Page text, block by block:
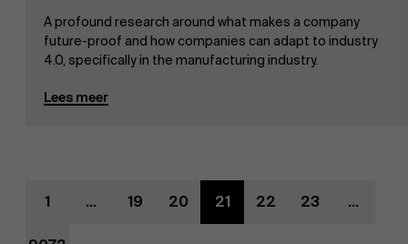
Partners
Nieuws
A profound research around what makes a company
future-proof and how companies can adapt to industry
4.0, specifically in the manufacturing industry.
Lees meer
1 ... 19 20 21 22 23 ...